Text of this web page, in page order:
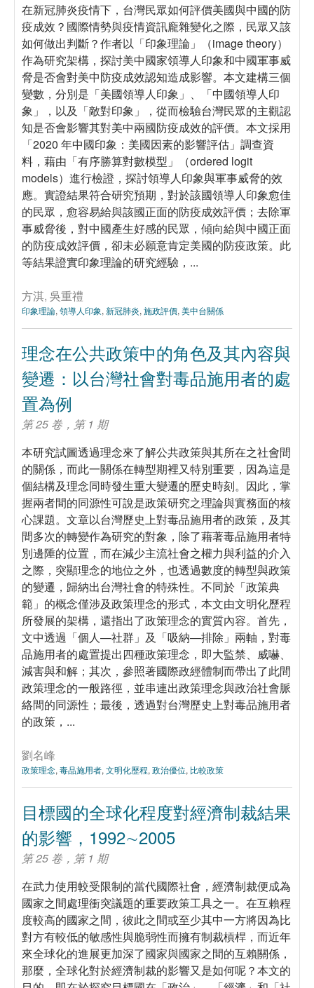
在新冠肺炎疫情下，台灣民眾如何評價美國與中國的防
疫成效？國際情勢與疫情資訊龐雜變化之際，民眾又該
如何做出判斷？作者以「印象理論」（image theory）
作為研究架構，探討美中國家領導人印象和中國軍事威
脅是否會對美中防疫成效認知造成影響。本文建構三個
變數，分別是「美國領導人印象」、「中國領導人印
象」，以及「敵對印象」，從而檢驗台灣民眾的主觀認
知是否會影響其對美中兩國防疫成效的評價。本文採用
「2020 年中國印象：美國因素的影響評估」調查資
料，藉由「有序勝算對數模型」（ordered logit
models）進行檢證，探討領導人印象與軍事威脅的效
應。實證結果符合研究預期，對於該國領導人印象愈佳
的民眾，愈容易給與該國正面的防疫成效評價；去除軍
事威脅後，對中國產生好感的民眾，傾向給與中國正面
的防疫成效評價，卻未必願意肯定美國的防疫政策。此
等結果證實印象理論的研究經驗，...
方淇, 吳重禮
印象理論, 領導人印象, 新冠肺炎, 施政評價, 美中台關係
理念在公共政策中的角色及其內容與
變遷：以台灣社會對毒品施用者的處
置為例
第 25 卷，第 1 期
本研究試圖透過理念來了解公共政策與其所在之社會間
的關係，而此一關係在轉型期裡又特別重要，因為這是
個結構及理念同時發生重大變遷的歷史時刻。因此，掌
握兩者間的同源性可說是政策研究之理論與實務面的核
心課題。文章以台灣歷史上對毒品施用者的政策，及其
間多次的轉變作為研究的對象，除了藉著毒品施用者特
別邊陲的位置，而在減少主流社會之權力與利益的介入
之際，突顯理念的地位之外，也透過數度的轉型與政策
的變遷，歸納出台灣社會的特殊性。不同於「政策典
範」的概念僅涉及政策理念的形式，本文由文明化歷程
所發展的架構，還指出了政策理念的實質內容。首先，
文中透過「個人—社群」及「吸納—排除」兩軸，對毒
品施用者的處置提出四種政策理念，即大監禁、威嚇、
減害與和解；其次，參照著國際政經體制而帶出了此間
政策理念的一般路徑，並串連出政策理念與政治社會脈
絡間的同源性；最後，透過對台灣歷史上對毒品施用者
的政策，...
劉名峰
政策理念, 毒品施用者, 文明化歷程, 政治優位, 比較政策
目標國的全球化程度對經濟制裁結果
的影響，1992∼2005
第 25 卷，第 1 期
在武力使用較受限制的當代國際社會，經濟制裁便成為
國家之間處理衝突議題的重要政策工具之一。在互賴程
度較高的國家之間，彼此之間或至少其中一方將因為比
對方有較低的敏感性與脆弱性而擁有制裁槓桿，而近年
來全球化的進展更加深了國家與國家之間的互賴關係，
那麼，全球化對於經濟制裁的影響又是如何呢？本文的